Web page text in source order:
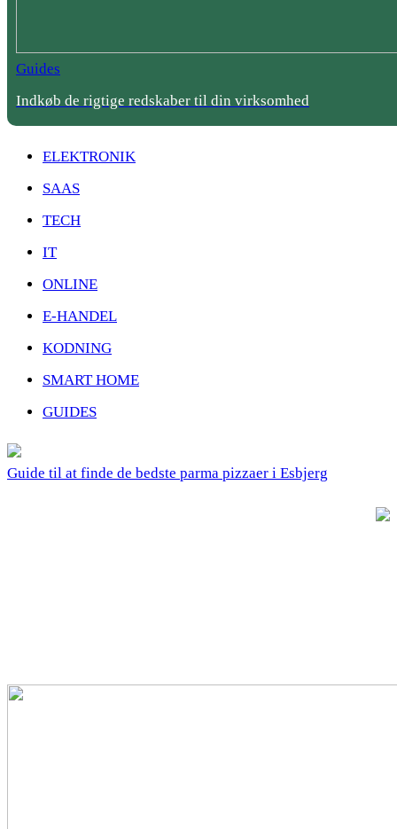
Guides
Indkøb de rigtige redskaber til din virksomhed
ELEKTRONIK
SAAS
TECH
IT
ONLINE
E-HANDEL
KODNING
SMART HOME
GUIDES
Guide til at finde de bedste parma pizzaer i Esbjerg